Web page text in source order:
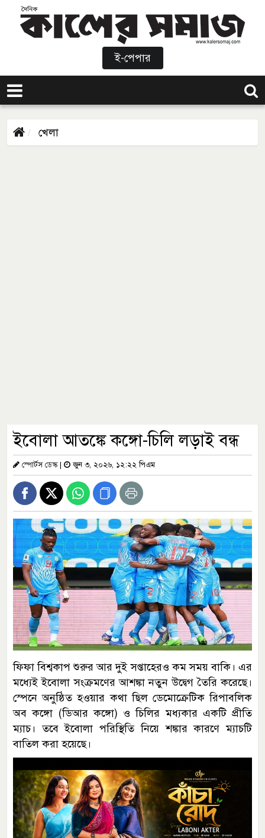
ই-পেপার
খেলা
ইবোলা আতঙ্কে কঙ্গো-চিলি লড়াই বন্ধ
স্পোর্টস ডেস্ক| জুন ৩, ২০২৬, ১২:২২ পিএম
ফিফা বিশ্বকাপ শুরুর আর দুই সপ্তাহেরও কম সময় বাকি। এর
মধ্যেই ইবোলা সংক্রমণের আশঙ্কা নতুন উদ্বেগ তৈরি করেছে।
স্পেনে অনুষ্ঠিত হওয়ার কথা ছিল ডেমোক্রেটিক রিপাবলিক
অব কঙ্গো (ডিআর কঙ্গো) ও চিলির মধ্যকার একটি প্রীতি
ম্যাচ। তবে ইবোলা পরিস্থিতি নিয়ে শঙ্কার কারণে ম্যাচটি
বাতিল করা হয়েছে।